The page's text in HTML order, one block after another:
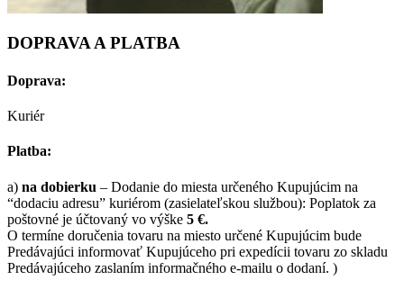
DOPRAVA A PLATBA
Doprava:
Kuriér
Platba:
a) na dobierku – Dodanie do miesta určeného Kupujúcim na
“dodaciu adresu” kuriérom (zasielateľskou službou): Poplatok za
poštovné je účtovaný vo výške 5 €.
O termíne doručenia tovaru na miesto určené Kupujúcim bude
Predávajúci informovať Kupujúceho pri expedícii tovaru zo skladu
Predávajúceho zaslaním informačného e-mailu o dodaní. )